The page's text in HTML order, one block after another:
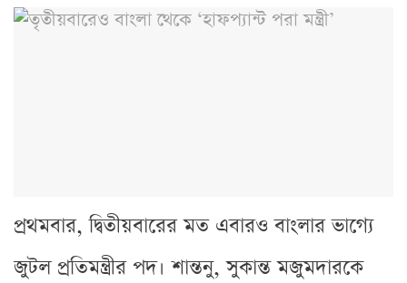
প্রথমবার, দ্বিতীয়বারের মত এবারও বাংলার ভাগ্যে
জুটল প্রতিমন্ত্রীর পদ। শান্তনু, সুকান্ত মজুমদারকে